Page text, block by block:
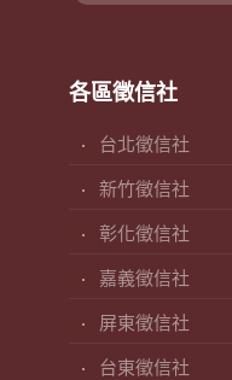
各區徵信社
台北徵信社
新竹徵信社
彰化徵信社
嘉義徵信社
屏東徵信社
台東徵信社